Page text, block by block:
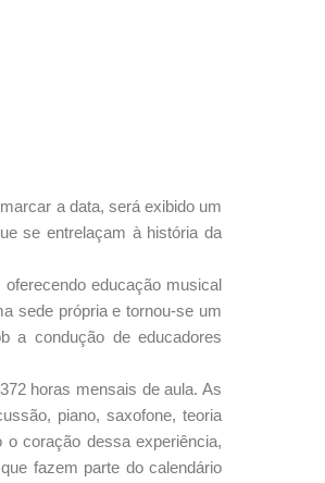
a data, será exibido um
se entrelaçam à história da
educação musical
sede própria e tornou-se um
a condução de educadores
horas mensais de aula. As
piano, saxofone, teoria
coração dessa experiência,
fazem parte do calendário